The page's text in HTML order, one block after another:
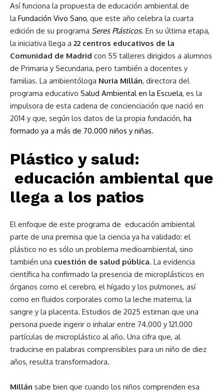
Así funciona la propuesta de educación ambiental de
la Fundación Vivo Sano, que este año celebra la cuarta
edición de su programa Seres Plásticos. En su última etapa,
la iniciativa llega a 22 centros educativos de la
Comunidad de Madrid con 55 talleres dirigidos a alumnos
de Primaria y Secundaria, pero también a docentes y
familias. La ambientóloga Nuria Millán, directora del
programa educativo Salud Ambiental en la Escuela, es la
impulsora de esta cadena de concienciación que nació en
2014 y que, según los datos de la propia fundación, ha
formado ya a más de 70.000 niños y niñas.
Plástico y salud:
educación ambiental que
llega a los patios
El enfoque de este programa de educación ambiental
parte de una premisa que la ciencia ya ha validado: el
plástico no es sólo un problema medioambiental, sino
también una cuestión de salud pública. La evidencia
científica ha confirmado la presencia de microplásticos en
órganos como el cerebro, el hígado y los pulmones, así
como en fluidos corporales como la leche materna, la
sangre y la placenta. Estudios de 2025 estiman que una
persona puede ingerir o inhalar entre 74.000 y 121.000
partículas de microplástico al año. Una cifra que, al
traducirse en palabras comprensibles para un niño de diez
años, resulta transformadora.
Millán sabe bien que cuando los niños comprenden esa